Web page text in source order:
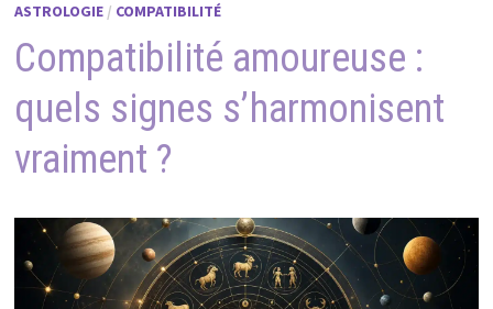
ASTROLOGIE/ COMPATIBILITÉ
Compatibilité amoureuse :
quels signes s’harmonisent
vraiment ?